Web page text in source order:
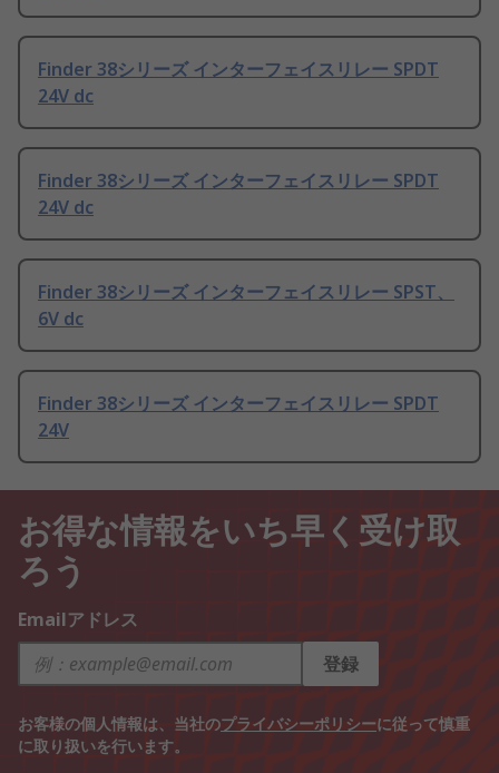
Finder 38シリーズ インターフェイスリレー SPDT
24V dc
Finder 38シリーズ インターフェイスリレー SPDT
24V dc
Finder 38シリーズ インターフェイスリレー SPST、
6V dc
Finder 38シリーズ インターフェイスリレー SPDT
24V
お得な情報をいち早く受け取
ろう
Emailアドレス
登録
お客様の個人情報は、当社のプライバシーポリシーに従って慎重
に取り扱いを行います。